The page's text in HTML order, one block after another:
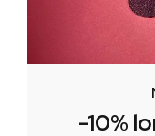
-10%